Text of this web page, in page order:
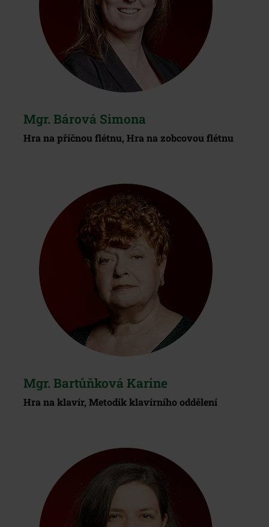
Mgr. Bárová Simona
Hra na příčnou flétnu, Hra na zobcovou flétnu
Mgr. Bartůňková Karine
Hra na klavír, Metodik klavírního oddělení